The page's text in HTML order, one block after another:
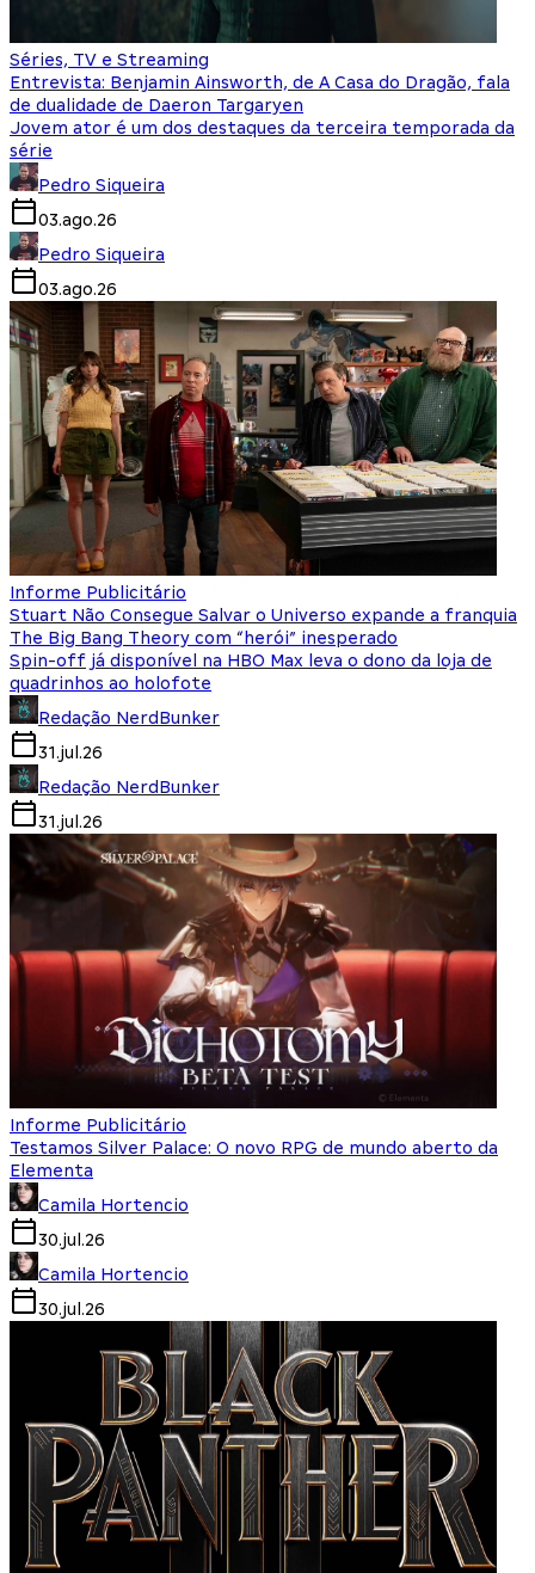
Séries, TV e Streaming
Entrevista: Benjamin Ainsworth, de A Casa do Dragão, fala
de dualidade de Daeron Targaryen
Jovem ator é um dos destaques da terceira temporada da
série
Pedro Siqueira
03.ago.26
Pedro Siqueira
03.ago.26
Informe Publicitário
Stuart Não Consegue Salvar o Universo expande a franquia
The Big Bang Theory com “herói” inesperado
Spin-off já disponível na HBO Max leva o dono da loja de
quadrinhos ao holofote
Redação NerdBunker
31.jul.26
Redação NerdBunker
31.jul.26
Informe Publicitário
Testamos Silver Palace: O novo RPG de mundo aberto da
Elementa
Camila Hortencio
30.jul.26
Camila Hortencio
30.jul.26